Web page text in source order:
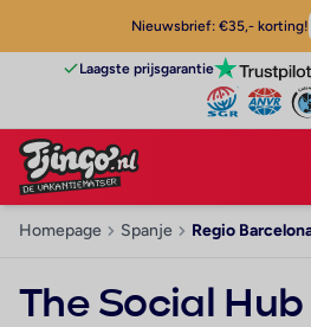
Nieuwsbrief: €35,- korting!
Laagste prijsgarantie
Homepage Spanje Regio
The Social